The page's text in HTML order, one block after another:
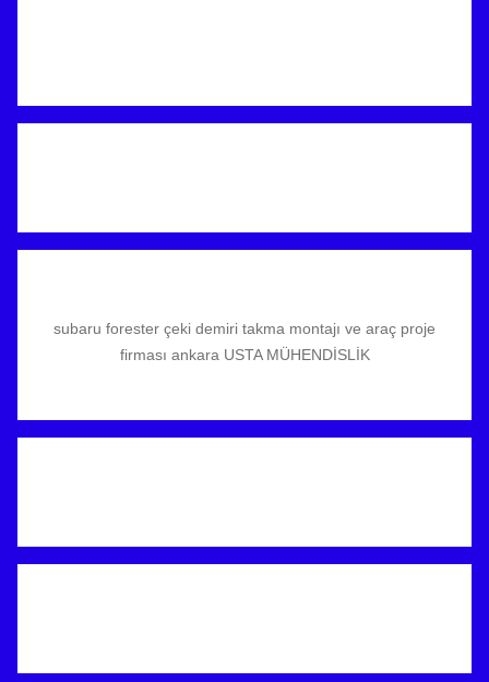
subaru forester çeki demiri takma montajı ve araç proje
firması ankara USTA MÜHENDİSLİK